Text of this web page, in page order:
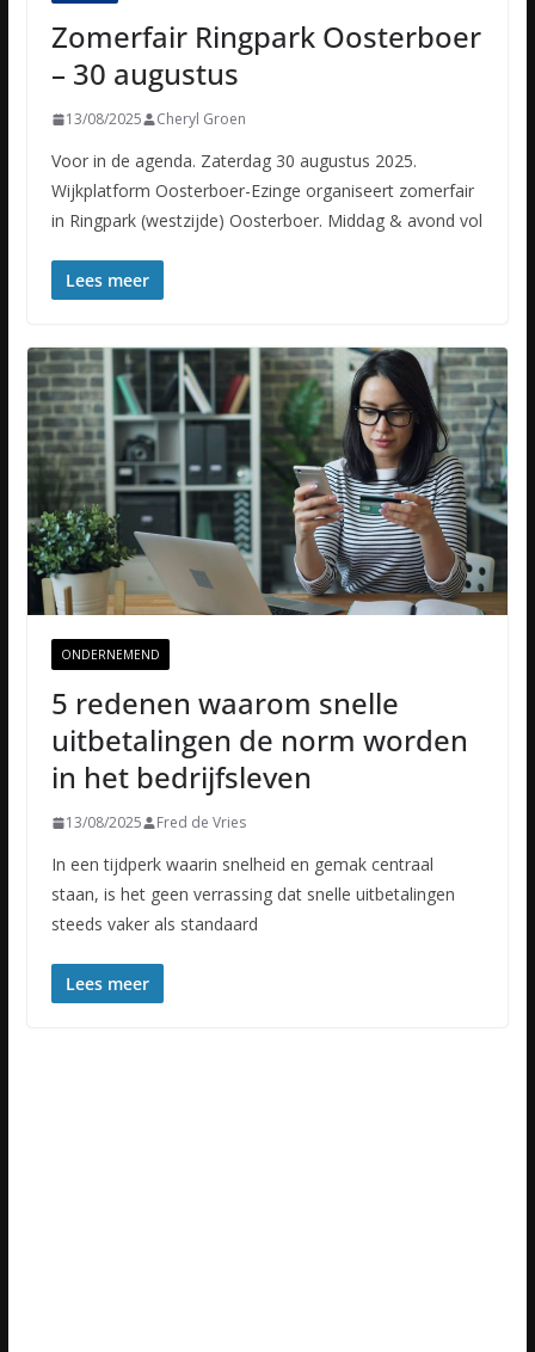
Zomerfair Ringpark Oosterboer
– 30 augustus
13/08/2025 Cheryl Groen
Voor in de agenda. Zaterdag 30 augustus 2025.
Wijkplatform Oosterboer-Ezinge organiseert zomerfair
in Ringpark (westzijde) Oosterboer. Middag & avond vol
Lees meer
ONDERNEMEND
5 redenen waarom snelle
uitbetalingen de norm worden
in het bedrijfsleven
13/08/2025 Fred de Vries
In een tijdperk waarin snelheid en gemak centraal
staan, is het geen verrassing dat snelle uitbetalingen
steeds vaker als standaard
Lees meer